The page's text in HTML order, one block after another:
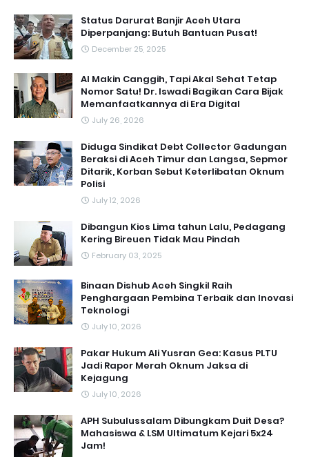
Status Darurat Banjir Aceh Utara
Diperpanjang: Butuh Bantuan Pusat!
December 25, 2025
AI Makin Canggih, Tapi Akal Sehat Tetap
Nomor Satu! Dr. Iswadi Bagikan Cara Bijak
Memanfaatkannya di Era Digital
July 26, 2026
Diduga Sindikat Debt Collector Gadungan
Beraksi di Aceh Timur dan Langsa, Sepmor
Ditarik, Korban Sebut Keterlibatan Oknum
Polisi
July 12, 2026
Dibangun Kios Lima tahun Lalu, Pedagang
Kering Bireuen Tidak Mau Pindah
February 03, 2025
Binaan Dishub Aceh Singkil Raih
Penghargaan Pembina Terbaik dan Inovasi
Teknologi
July 10, 2026
Pakar Hukum Ali Yusran Gea: Kasus PLTU
Jadi Rapor Merah Oknum Jaksa di
Kejagung
July 10, 2026
APH Subulussalam Dibungkam Duit Desa?
Mahasiswa & LSM Ultimatum Kejari 5x24
Jam!